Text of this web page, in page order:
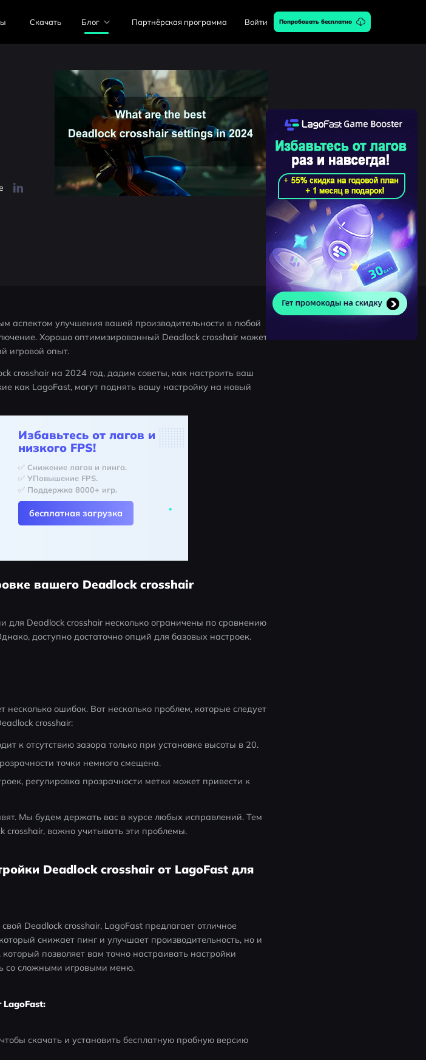
Скачать Блог Партнёрская программа Войти Попробовать бесплатно
аспектом улучшения вашей производительности в любой
Хорошо оптимизированный Deadlock crosshair может
игровой опыт.
crosshair на 2024 год, дадим советы, как настроить ваш
как LagoFast, могут поднять вашу настройку на новый
Избавьтесь от лагов и
низкого FPS!
✅ Снижение лагов и пинга.
✅ УПовышение FPS.
✅ Поддержка 8000+ игр.
бесплатная загрузка
вашего Deadlock crosshair
для Deadlock crosshair несколько ограничены по сравнению
доступно достаточно опций для базовых настроек.
несколько ошибок. Вот несколько проблем, которые следует
crosshair:
к отсутствию зазора только при установке высоты в 20.
точки немного смещена.
регулировка прозрачности метки может привести к
Мы будем держать вас в курсе любых исправлений. Тем
crosshair, важно учитывать эти проблемы.
Deadlock crosshair от LagoFast для
Deadlock crosshair, LagoFast предлагает отличное
снижает пинг и улучшает производительность, но и
позволяет вам точно настраивать настройки
со сложными игровыми меню.
LagoFast:
скачать и установить бесплатную пробную версию